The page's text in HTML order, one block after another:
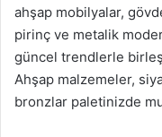
ahşap mobilyalar,
pirinç ve metalik
güncel trendlerle
Ahşap malzemeler,
bronzlar paletinizde